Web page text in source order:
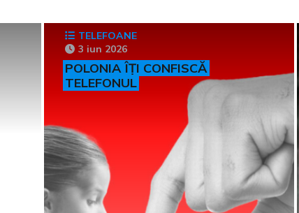
TELEFOANE
3 iun 2026
POLONIA ÎȚI CONFISCĂ
TELEFONUL